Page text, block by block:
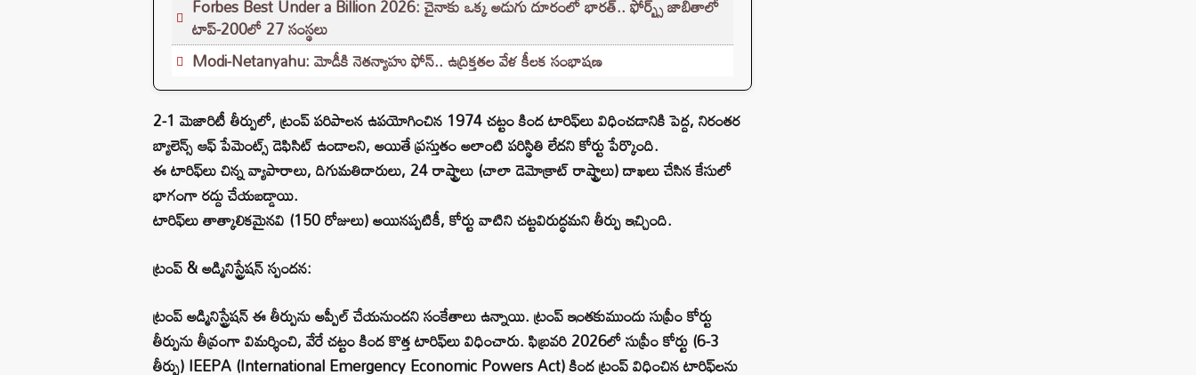
Forbes Best Under a Billion 2026: చైనాకు ఒక్క అడుగు దూరంలో భారత్.. ఫోర్బ్స్ జాబితాలో
టాప్-200లో 27 సంస్థలు
Modi-Netanyahu: మోడీకి నెతన్యాహు ఫోన్.. ఉద్రిక్తతల వేళ కీలక సంభాషణ
2-1 మెజారిటీ తీర్పులో, ట్రంప్ పరిపాలన ఉపయోగించిన 1974 చట్టం కింద టారిఫ్‌లు విధించడానికి పెద్ద, నిరంతర
బ్యాలెన్స్ ఆఫ్ పేమెంట్స్ డెఫిసిట్ ఉండాలని, అయితే ప్రస్తుతం అలాంటి పరిస్థితి లేదని కోర్టు పేర్కొంది.
ఈ టారిఫ్‌లు చిన్న వ్యాపారాలు, దిగుమతిదారులు, 24 రాష్ట్రాలు (చాలా డెమోక్రాట్ రాష్ట్రాలు) దాఖలు చేసిన కేసులో
భాగంగా రద్దు చేయబడ్డాయి.
టారిఫ్‌లు తాత్కాలికమైనవి (150 రోజులు) అయినప్పటికీ, కోర్టు వాటిని చట్టవిరుద్ధమని తీర్పు ఇచ్చింది.
ట్రంప్ & అడ్మినిస్ట్రేషన్ స్పందన:
ట్రంప్ అడ్మినిస్ట్రేషన్ ఈ తీర్పును అప్పీల్ చేయనుందని సంకేతాలు ఉన్నాయి. ట్రంప్ ఇంతకుముందు సుప్రీం కోర్టు
తీర్పును తీవ్రంగా విమర్శించి, వేరే చట్టం కింద కొత్త టారిఫ్‌లు విధించారు. ఫిబ్రవరి 2026లో సుప్రీం కోర్టు (6-3
తీర్పు) IEEPA (International Emergency Economic Powers Act) కింద ట్రంప్ విధించిన టారిఫ్‌లను